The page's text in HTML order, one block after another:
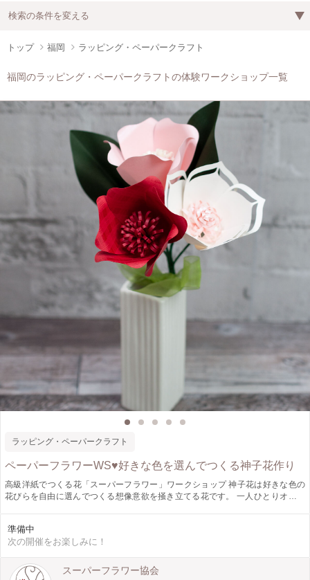
検索の条件を変える
トップ 福岡 ラッピング・ペーパークラフト
福岡のラッピング・ペーパークラフトの体験ワークショップ一覧
ラッピング・ペーパークラフト
ペーパーフラワーWS♥好きな色を選んでつくる神子花作り
高級洋紙でつくる花「スーパーフラワー」ワークショップ 神子花は好きな色の
花びらを自由に選んでつくる想像意欲を掻き立てる花です。 一人ひとりオリジ
に飾れるワークショップです。
準備中
次の開催をお楽しみに！
スーパーフラワー協会